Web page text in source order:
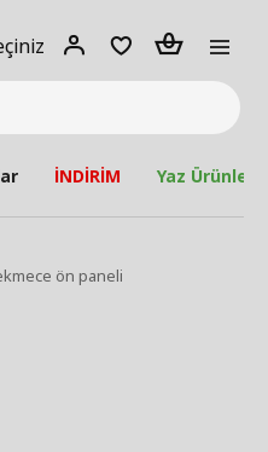
Giriş
Adet
İNDİRİM Yaz Ürünleri
ön paneli